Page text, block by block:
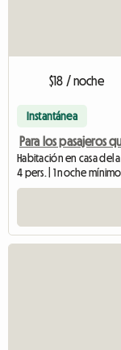
$18 / noche
Instantánea
Para los pasajeros
Habitación en casa del
4 pers. | 1 noche mínimo